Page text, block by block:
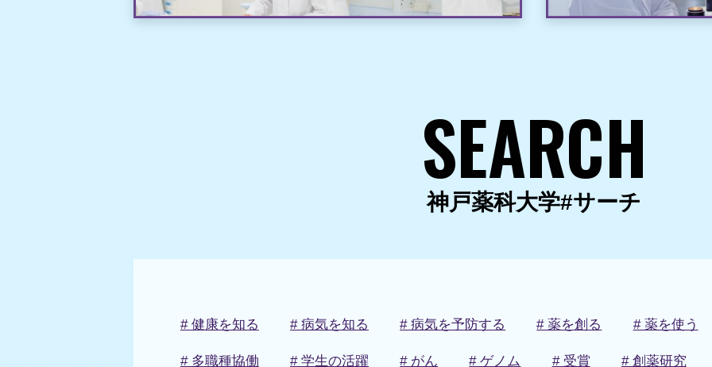
SEARCH
神戸薬科大学#サーチ
# 健康を知る # 病気を知る # 病気を予防する # 薬を創る # 薬を使う
# 多職種協働 # 学生の活躍 # がん # ゲノム # 受賞 # 創薬研究